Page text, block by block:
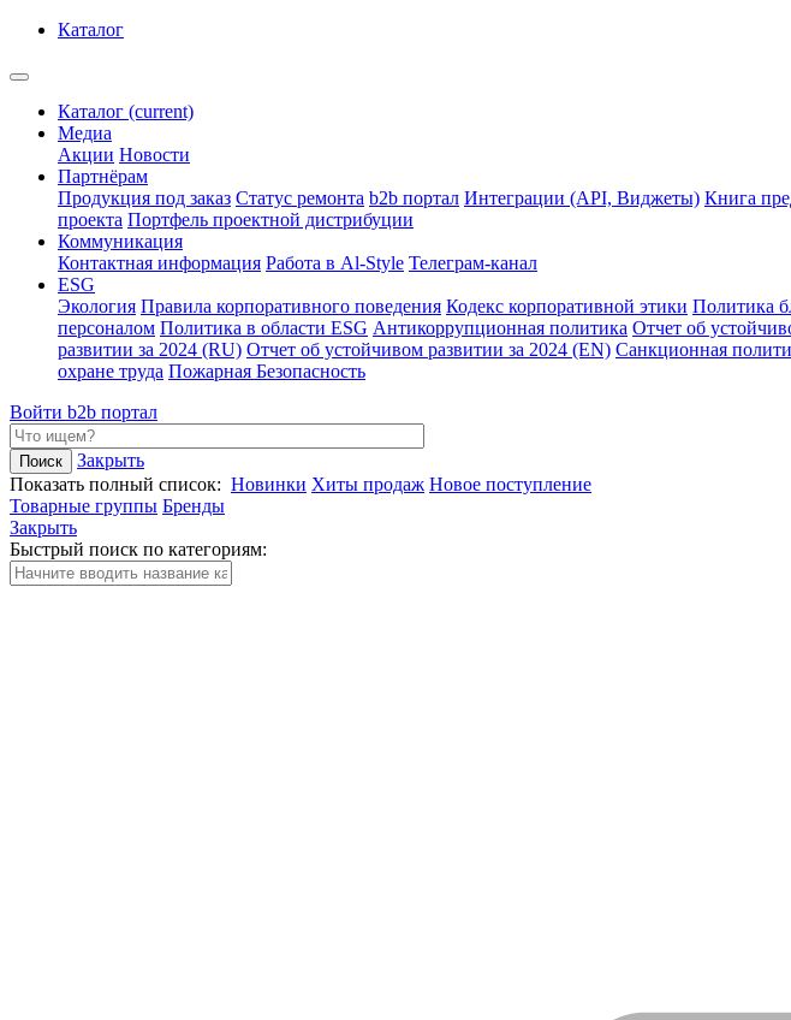
Каталог
Каталог (current)
Медиа
Акции Новости
Партнёрам
Продукция под заказ Статус ремонта b2b портал Интеграции (API, Виджеты) Книга
проекта Портфель проектной дистрибуции
Коммуникация
Контактная информация Работа в Al-Style Телеграм-канал
ESG
Экология Правила корпоративного поведения Кодекс корпоративной этики Политика
персоналом Политика в области ESG Антикоррупционная политика Отчет об
развитии за 2024 (RU) Отчет об устойчивом развитии за 2024 (EN) Санкционная
охране труда Пожарная Безопасность
Войти b2b портал
Закрыть
Показать полный список: Новинки Хиты продаж Новое поступление
Товарные группы Бренды
Закрыть
Быстрый поиск по категориям: